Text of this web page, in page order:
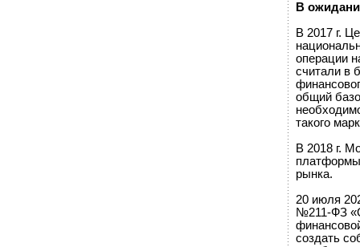
В
В 2017 г.
операции
считали в
общий
такого
В 2018 г.
платформы
рынка.
20 июля
№211-ФЗ
создать